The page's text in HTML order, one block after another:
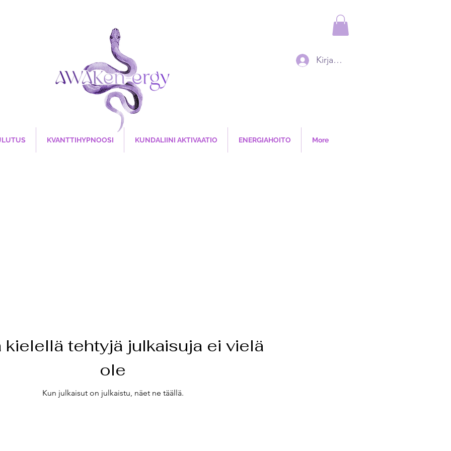
KVANTTIHYPNOOSI KUNDALIINI AKTIVAATIO ENERGIAHOITO More
Kirjaudu
kielellä tehtyjä julkaisuja ei vielä
ole
Kun julkaisut on julkaistu, näet ne täällä.